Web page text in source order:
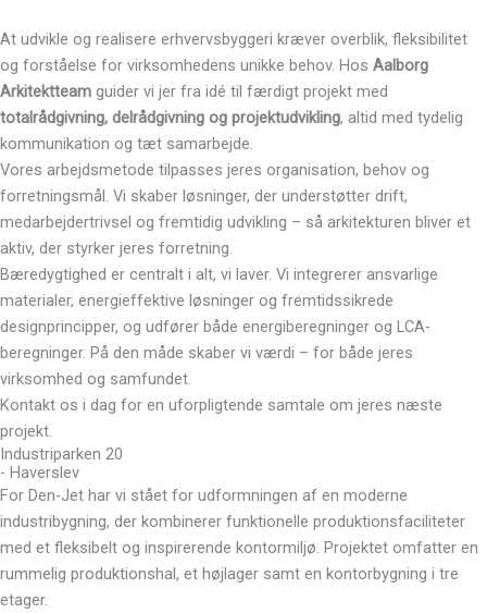
At udvikle og realisere erhvervsbyggeri kræver overblik, fleksibilitet
og forståelse for virksomhedens unikke behov. Hos Aalborg
Arkitektteam guider vi jer fra idé til færdigt projekt med
totalrådgivning, delrådgivning og projektudvikling, altid med tydelig
kommunikation og tæt samarbejde.
Vores arbejdsmetode tilpasses jeres organisation, behov og
forretningsmål. Vi skaber løsninger, der understøtter drift,
medarbejdertrivsel og fremtidig udvikling – så arkitekturen bliver et
aktiv, der styrker jeres forretning.
Bæredygtighed er centralt i alt, vi laver. Vi integrerer ansvarlige
materialer, energieffektive løsninger og fremtidssikrede
designprincipper, og udfører både energiberegninger og LCA-
beregninger. På den måde skaber vi værdi – for både jeres
virksomhed og samfundet.
Kontakt os i dag for en uforpligtende samtale om jeres næste
projekt.
Industriparken 20
- Haverslev
For Den-Jet har vi stået for udformningen af en moderne
industribygning, der kombinerer funktionelle produktionsfaciliteter
med et fleksibelt og inspirerende kontormiljø. Projektet omfatter en
rummelig produktionshal, et højlager samt en kontorbygning i tre
etager.